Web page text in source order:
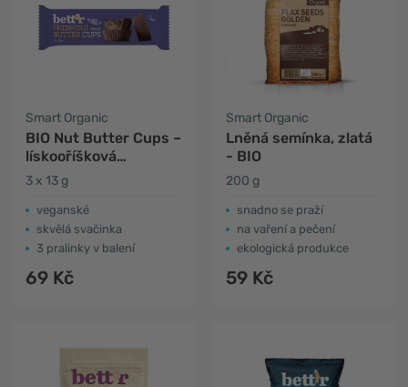
Smart Organic
BIO Nut Butter Cups –
lískooříšková
pomazánka a
čokoláda
3 x 13 g
veganské
skvělá svačinka
3 pralinky v balení
69 Kč
Smart Organic
Lněná semínka, zlatá
- BIO
200 g
snadno se praží
na vaření a pečení
ekologická produkce
59 Kč